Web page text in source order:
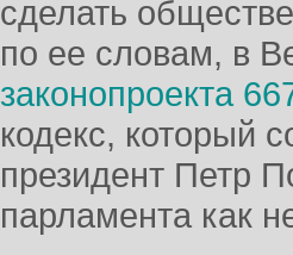
сделать
по ее словам, в
законопроекта
кодекс, который
президент Петр
парламента как